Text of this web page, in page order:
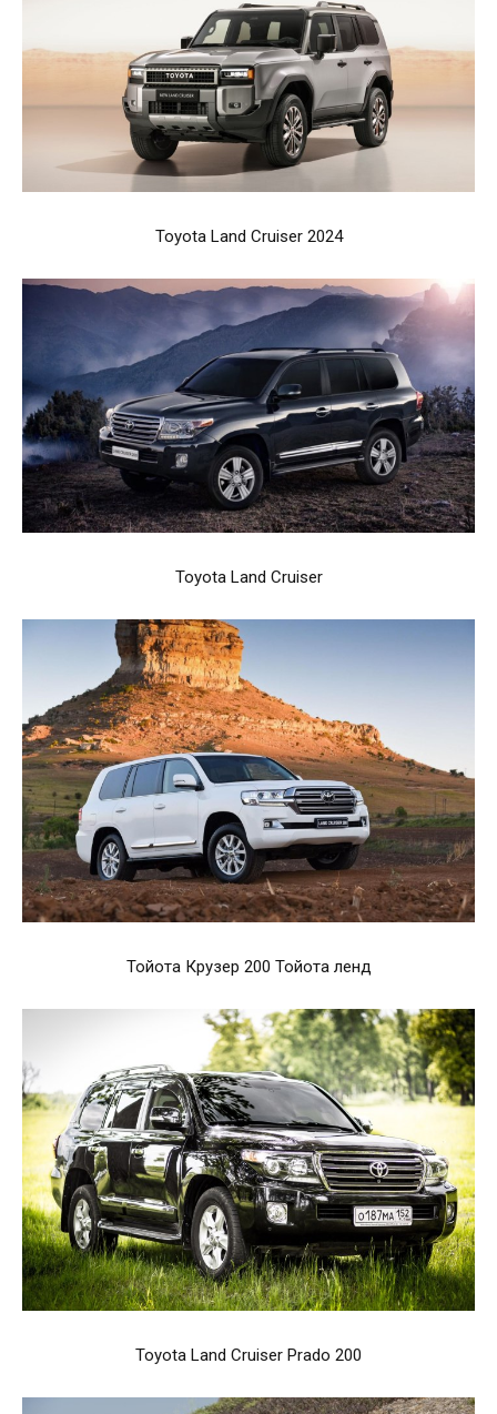
Toyota Land Cruiser 2024
Toyota Land Cruiser
Тойота Крузер 200 Тойота ленд
Toyota Land Cruiser Prado 200